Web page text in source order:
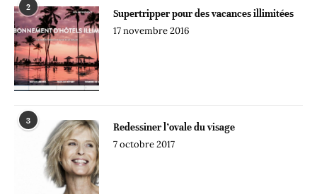
2
Supertripper pour des vacances illimitées
17 novembre 2016
3
Redessiner l’ovale du visage
7 octobre 2017